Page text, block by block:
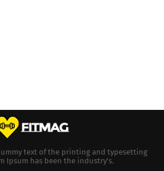
text of the printing and typesetting
Ipsum has been the industry's.